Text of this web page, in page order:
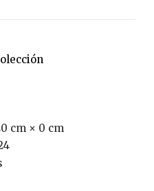
cm × 0 cm